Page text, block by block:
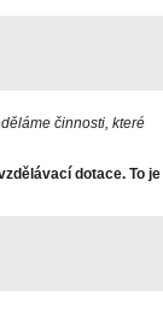
činnosti, které
dotace. To je